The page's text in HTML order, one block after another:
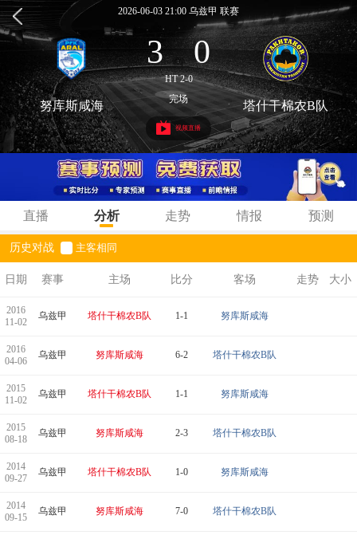
2026-06-03 21:00 乌兹甲 联赛
3 : 0
HT 2-0
努库斯咸海 完场 塔什干棉农B队
视频直播
直播 分析 走势 情报 预测
历史对战 主客相同
日期 赛事 主场 比分 客场 走势 大小
2016
11-02
乌兹甲 塔什干棉农B队 1-1 努库斯咸海
2016
04-06
乌兹甲 努库斯咸海 6-2 塔什干棉农B队
2015
11-02
乌兹甲 塔什干棉农B队 1-1 努库斯咸海
2015
08-18
乌兹甲 努库斯咸海 2-3 塔什干棉农B队
2014
09-27
乌兹甲 塔什干棉农B队 1-0 努库斯咸海
2014
09-15
乌兹甲 努库斯咸海 7-0 塔什干棉农B队